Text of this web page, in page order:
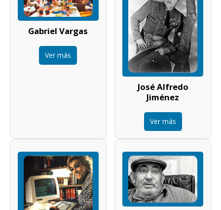
Gabriel Vargas
Ver más
José Alfredo
Jiménez
Ver más